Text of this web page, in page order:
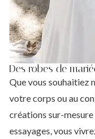
Des robes de
Que vous souhaitiez
votre corps ou au
créations sur-mesure
essayages, vous